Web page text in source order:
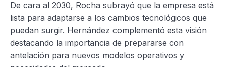
De cara al 2030, Rocha subrayó que la empresa está
lista para adaptarse a los cambios tecnológicos que
puedan surgir. Hernández complementó esta visión
destacando la importancia de prepararse con
antelación para nuevos modelos operativos y